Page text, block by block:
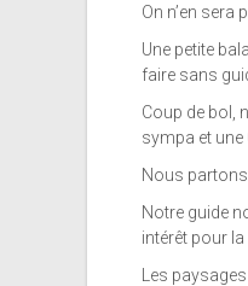
On n’en
Une petite
faire sans
Coup de bol,
sympa et une
Nous
Notre guide
intérêt pour la
Les